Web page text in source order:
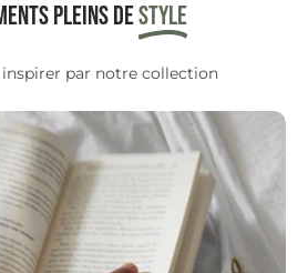
pleins deSTYLE
inspirer par notre collection